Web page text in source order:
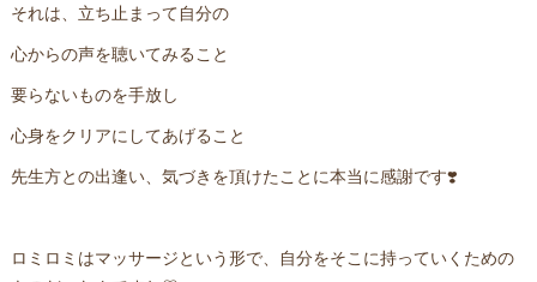
それは、立ち止まって自分の
心からの声を聴いてみること
要らないものを手放し
心身をクリアにしてあげること
先生方との出逢い、気づきを頂けたことに本当に感謝です❣️
ロミロミはマッサージという形で、自分をそこに持っていくための